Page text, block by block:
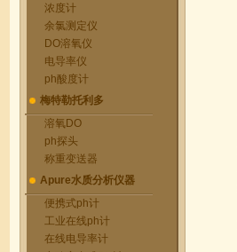
浓度计
余氯测定仪
DO溶氧仪
电导率仪
ph酸度计
梅特勒托利多
溶氧DO
ph探头
称重变送器
Apure水质分析仪器
便携式ph计
工业在线ph计
在线电导率计